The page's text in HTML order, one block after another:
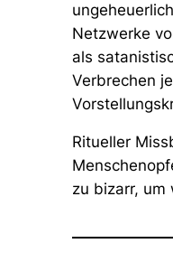
Netzwerke
als
Verbrechen
Ritueller
zu bizarr, um